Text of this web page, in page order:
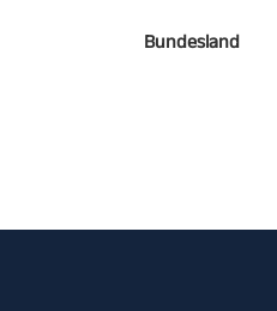
Bundesland